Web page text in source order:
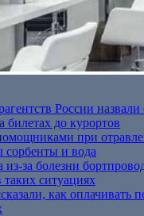
России назвали
билетах до курортов
при
сорбенты и вода
из-за болезни
таких ситуациях
как оплачивать